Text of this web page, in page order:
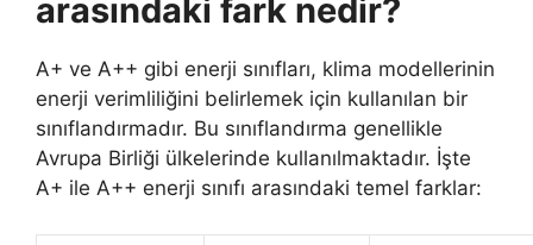
arasındaki fark nedir?
A+ ve A++ gibi enerji sınıfları, klima modellerinin
enerji verimliliğini belirlemek için kullanılan bir
sınıflandırmadır. Bu sınıflandırma genellikle
Avrupa Birliği ülkelerinde kullanılmaktadır. İşte
A+ ile A++ enerji sınıfı arasındaki temel farklar: